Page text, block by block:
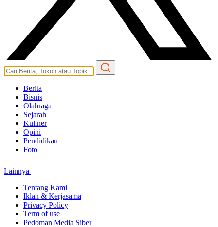
Berita
Bisnis
Olahraga
Sejarah
Kuliner
Opini
Pendidikan
Foto
Lainnya
Tentang Kami
Iklan & Kerjasama
Privacy Policy
Term of use
Pedoman Media Siber